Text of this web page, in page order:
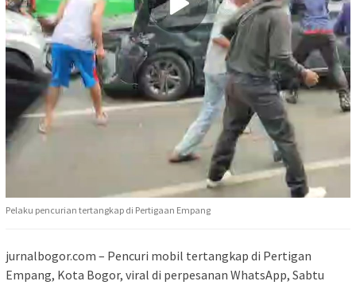
Pelaku pencurian tertangkap di Pertigaan Empang
jurnalbogor.com – Pencuri mobil tertangkap di Pertigan
Empang, Kota Bogor, viral di perpesanan WhatsApp, Sabtu